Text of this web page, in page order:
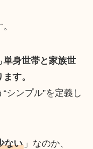
単身世帯と家族世
す。
シンプル”を定義し
ない」なのか、